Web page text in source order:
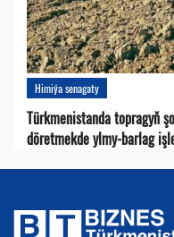
Himiýa senagaty
Türkmenistanda topragyň
döretmekde ylmy-barlag